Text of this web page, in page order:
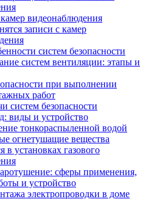
видеонаблюдения
записи с камер
систем безопасности
систем вентиляции: этапы и
при выполнении
работ
систем безопасности
виды и устройство
тонкораспыленной водой
огнетушащие вещества
в установках газового
сферы применения,
и устройство
электропроводки в доме